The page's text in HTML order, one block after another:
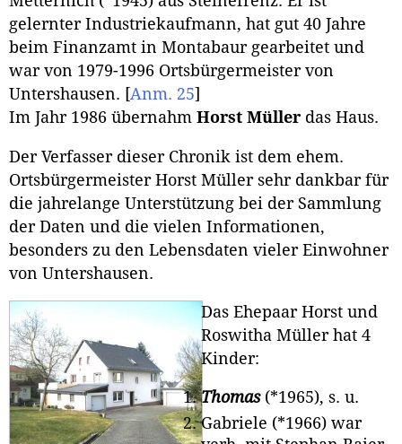
gelernter Industriekaufmann, hat gut 40 Jahre
beim Finanzamt in Montabaur gearbeitet und
war von 1979-1996 Ortsbürgermeister von
Untershausen. [Anm. 25]
Im Jahr 1986 übernahm Horst Müller das Haus.
Der Verfasser dieser Chronik ist dem ehem.
Ortsbürgermeister Horst Müller sehr dankbar für
die jahrelange Unterstützung bei der Sammlung
der Daten und die vielen Informationen,
besonders zu den Lebensdaten vieler Einwohner
von Untershausen.
Das Ehepaar Horst und
Roswitha Müller hat 4
Kinder:
Thomas(*1965), s. u.
Gabriele (*1966) war